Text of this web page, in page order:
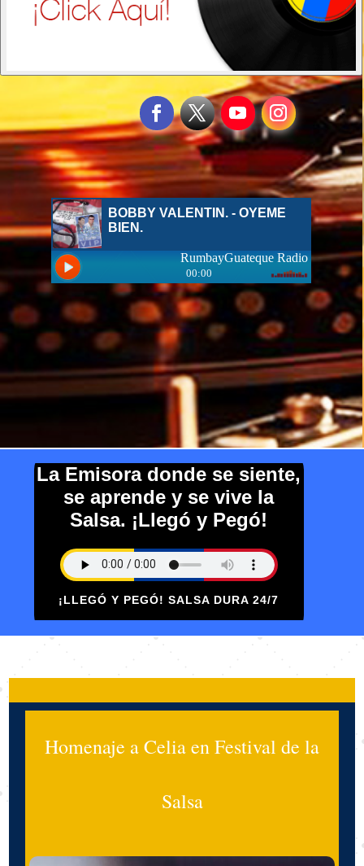
La Emisora donde se siente,
se aprende y se vive la
Salsa. ¡Llegó y Pegó!
¡LLEGÓ Y PEGÓ! SALSA DURA 24/7
Homenaje a Celia en Festival de la
Salsa